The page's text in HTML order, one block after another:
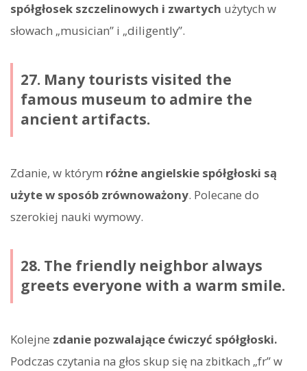
spółgłosek szczelinowych i zwartych użytych w
słowach „musician” i „diligently”.
27. Many tourists visited the
famous museum to admire the
ancient artifacts.
Zdanie, w którym różne angielskie spółgłoski są
użyte w sposób zrównoważony. Polecane do
szerokiej nauki wymowy.
28. The friendly neighbor always
greets everyone with a warm smile.
Kolejne zdanie pozwalające ćwiczyć spółgłoski.
Podczas czytania na głos skup się na zbitkach „fr” w